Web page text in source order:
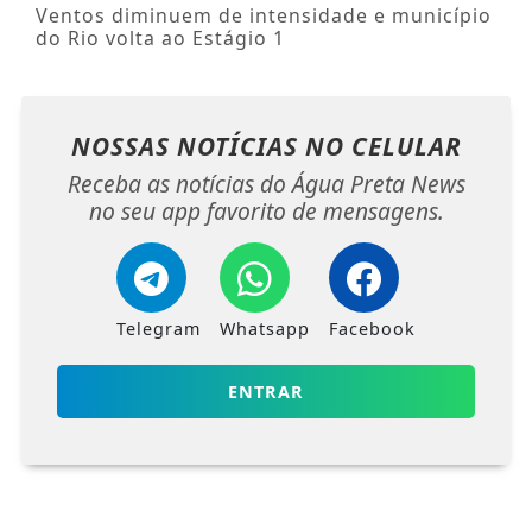
Ventos diminuem de intensidade e município
do Rio volta ao Estágio 1
NOSSAS NOTÍCIAS NO CELULAR
Receba as notícias do Água Preta News
no seu app favorito de mensagens.
Telegram Whatsapp Facebook
ENTRAR